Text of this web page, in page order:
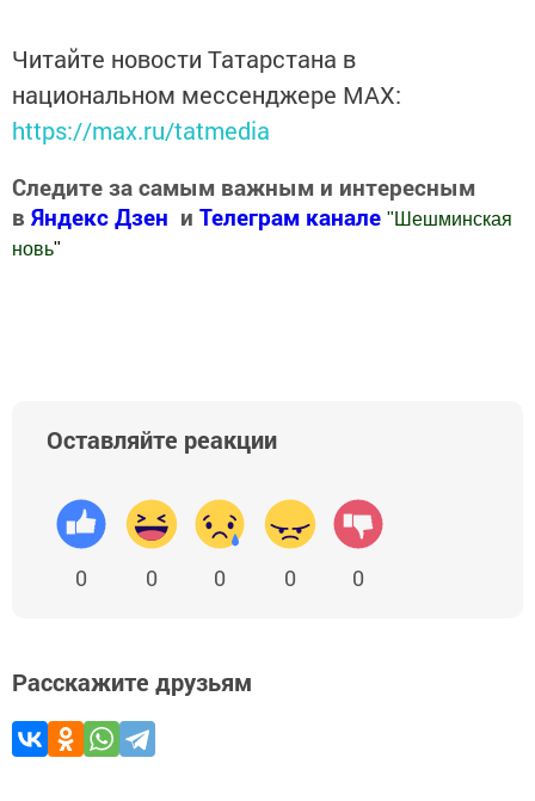
Читайте новости Татарстана в
национальном мессенджере MАХ:
https://max.ru/tatmedia
Следите за самым важным и интересным
в Яндекс Дзен и Телеграм канале " Шешминская
новь"
Оставляйте реакции
0 0 0 0 0
Расскажите друзьям